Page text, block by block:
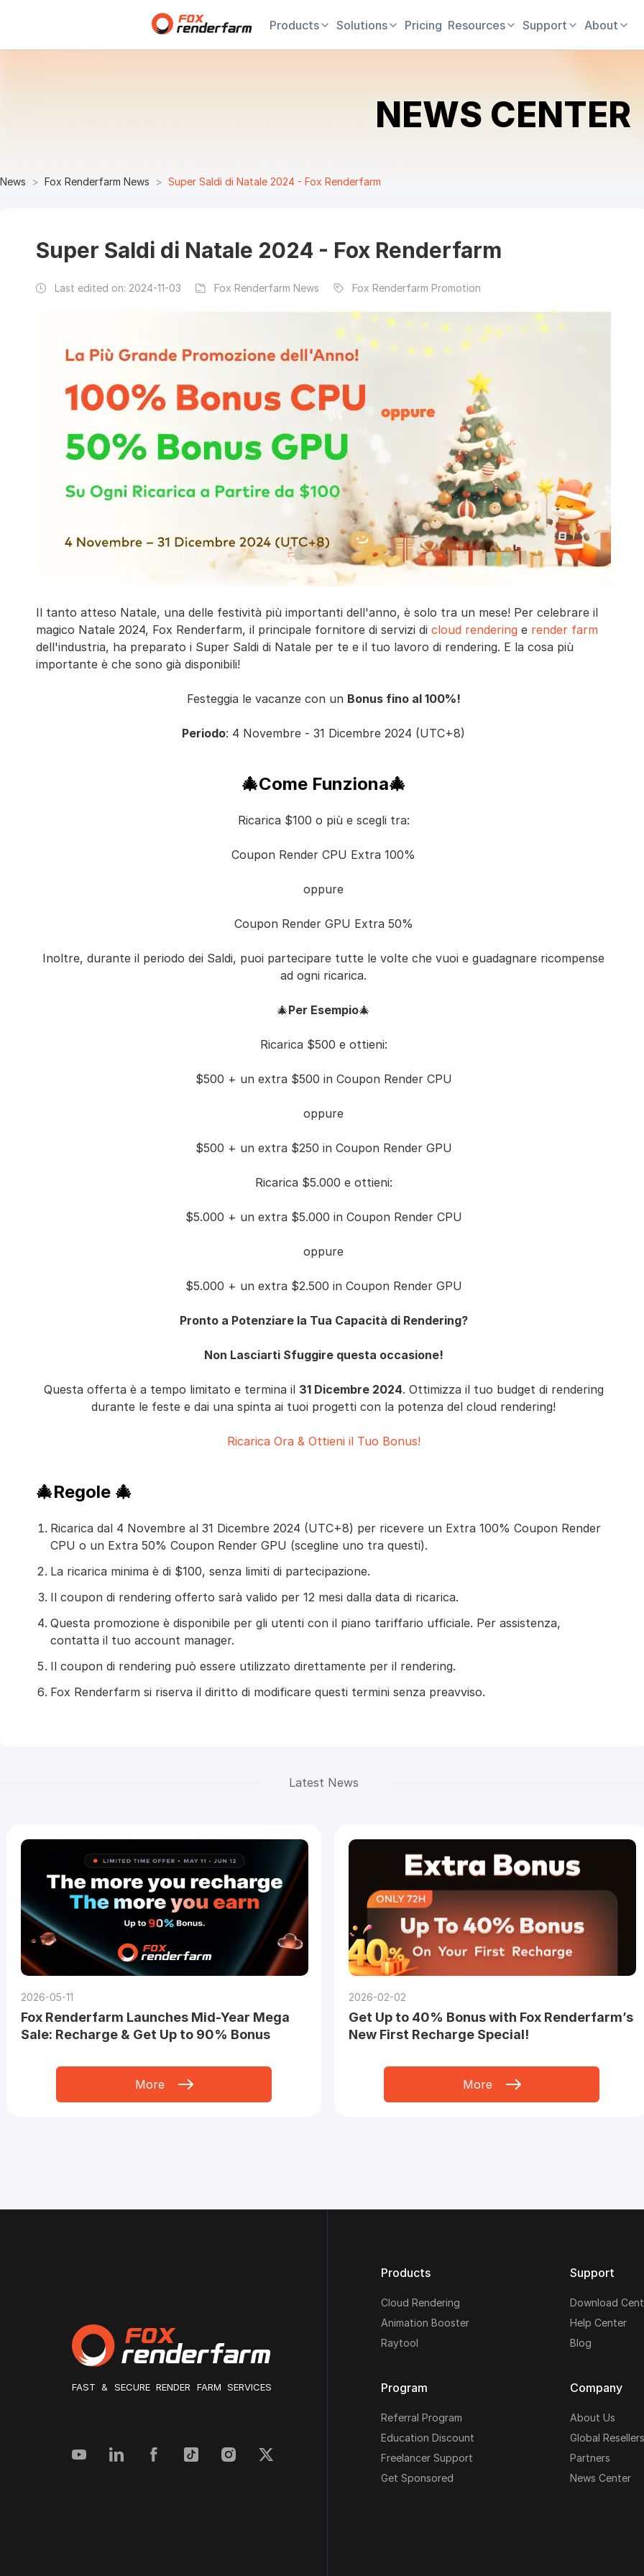
Products Solutions Pricing Resources Support About
NEWS CENTER
News Fox Renderfarm News Super Saldi di Natale 2024 - Fox Renderfarm
Super Saldi di Natale 2024 - Fox Renderfarm
Last edited on: 2024-11-03 Fox Renderfarm News Fox Renderfarm Promotion
Il tanto atteso Natale, una delle festività più importanti dell'anno, è solo tra un mese! Per celebrare il
magico Natale 2024, Fox Renderfarm, il principale fornitore di servizi di cloud rendering e render farm
dell'industria, ha preparato i Super Saldi di Natale per te e il tuo lavoro di rendering. E la cosa più
importante è che sono già disponibili!
Festeggia le vacanze con un Bonus fino al 100%!
Periodo: 4 Novembre - 31 Dicembre 2024 (UTC+8)
🎄Come Funziona🎄
Ricarica $100 o più e scegli tra:
Coupon Render CPU Extra 100%
oppure
Coupon Render GPU Extra 50%
Inoltre, durante il periodo dei Saldi, puoi partecipare tutte le volte che vuoi e guadagnare ricompense
ad ogni ricarica.
🎄Per Esempio🎄
Ricarica $500 e ottieni:
$500 + un extra $500 in Coupon Render CPU
oppure
$500 + un extra $250 in Coupon Render GPU
Ricarica $5.000 e ottieni:
$5.000 + un extra $5.000 in Coupon Render CPU
oppure
$5.000 + un extra $2.500 in Coupon Render GPU
Pronto a Potenziare la Tua Capacità di Rendering?
Non Lasciarti Sfuggire questa occasione!
Questa offerta è a tempo limitato e termina il 31 Dicembre 2024. Ottimizza il tuo budget di rendering
durante le feste e dai una spinta ai tuoi progetti con la potenza del cloud rendering!
Ricarica Ora & Ottieni il Tuo Bonus!
🎄Regole 🎄
Ricarica dal 4 Novembre al 31 Dicembre 2024 (UTC+8) per ricevere un Extra 100% Coupon Render
CPU o un Extra 50% Coupon Render GPU (scegline uno tra questi).
La ricarica minima è di $100, senza limiti di partecipazione.
Il coupon di rendering offerto sarà valido per 12 mesi dalla data di ricarica.
Questa promozione è disponibile per gli utenti con il piano tariffario ufficiale. Per assistenza,
contatta il tuo account manager.
Il coupon di rendering può essere utilizzato direttamente per il rendering.
Fox Renderfarm si riserva il diritto di modificare questi termini senza preavviso.
Latest News
2026-05-11
Fox Renderfarm Launches Mid-Year Mega
Sale: Recharge & Get Up to 90% Bonus
More
2026-02-02
Get Up to 40% Bonus with Fox Renderfarm’s
New First Recharge Special!
More
FAST & SECURE RENDER FARM SERVICES
Products
Cloud Rendering
Animation Booster
Raytool
Support
Download
Help Center
Blog
Program
Referral Program
Education Discount
Freelancer Support
Get Sponsored
Company
About Us
Global Resellers
Partners
News Center